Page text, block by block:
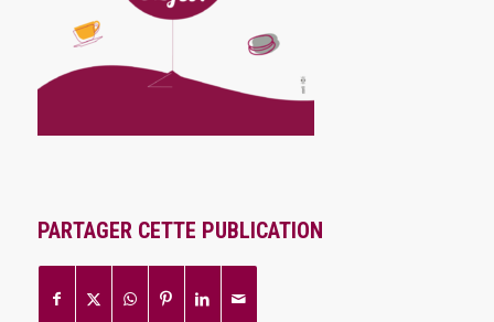
PARTAGER CETTE PUBLICATION